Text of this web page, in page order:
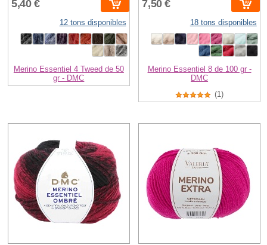
5,40 €
12 tons disponibles
Merino Essentiel 4 Tweed de 50
gr - DMC
7,50 €
18 tons disponibles
Merino Essentiel 8 de 100 gr -
DMC
(1)